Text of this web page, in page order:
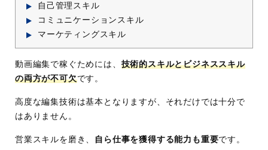
自己管理スキル
コミュニケーションスキル
マーケティングスキル
動画編集で稼ぐためには、 技術的スキルとビジネススキル
の両方が不可欠です。
高度な編集技術は基本となりますが、それだけでは十分で
はありません。
営業スキルを磨き、 自ら仕事を獲得する能力も重要です。